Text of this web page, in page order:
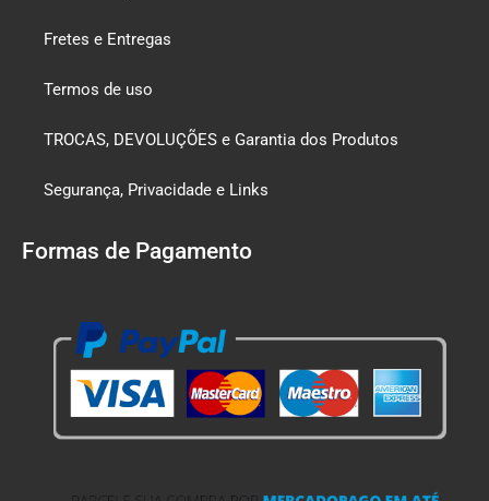
Fretes e Entregas
Termos de uso
TROCAS, DEVOLUÇÕES e Garantia dos Produtos
Segurança, Privacidade e Links
Formas de Pagamento